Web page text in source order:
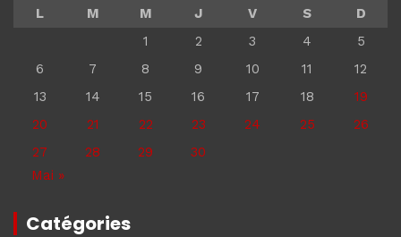
L
M M J V S
D
1
2 3 4
5
6
7 8 9 10 11
12
13
14 15 16 17 18
19
20
21 22 23 24 25
26
27
28 29
30
Mai »
Catégories